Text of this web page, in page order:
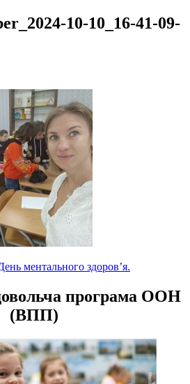
10-10_16-41-09-
ментального здоров’я.
програма ООН
(ВПП)